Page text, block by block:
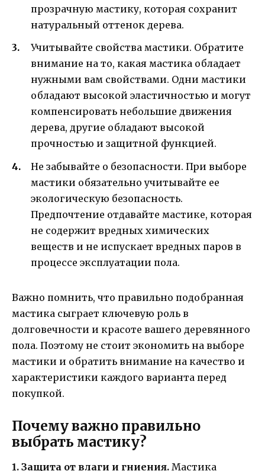
прозрачную мастику, которая сохранит
натуральный оттенок дерева.
Учитывайте свойства мастики. Обратите
внимание на то, какая мастика обладает
нужными вам свойствами. Одни мастики
обладают высокой эластичностью и могут
компенсировать небольшие движения
дерева, другие обладают высокой
прочностью и защитной функцией.
Не забывайте о безопасности. При выборе
мастики обязательно учитывайте ее
экологическую безопасность.
Предпочтение отдавайте мастике, которая
не содержит вредных химических
веществ и не испускает вредных паров в
процессе эксплуатации пола.
Важно помнить, что правильно подобранная
мастика сыграет ключевую роль в
долговечности и красоте вашего деревянного
пола. Поэтому не стоит экономить на выборе
мастики и обратить внимание на качество и
характеристики каждого варианта перед
покупкой.
Почему важно правильно
выбрать мастику?
1. Защита от влаги и гниения. Мастика